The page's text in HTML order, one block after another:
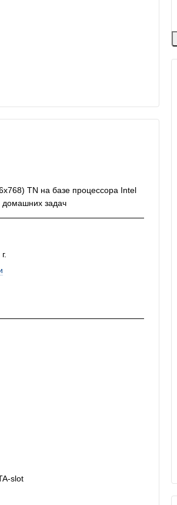
TN на базе процессора Intel
домашних задач
slot